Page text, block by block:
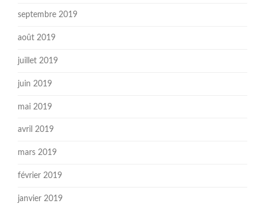
septembre 2019
août 2019
juillet 2019
juin 2019
mai 2019
avril 2019
mars 2019
février 2019
janvier 2019